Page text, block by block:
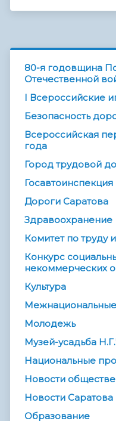
80-я годовщина
Отечественной
I Всероссийские
Безопасность
Всероссийская
года
Город трудовой
Дороги Саратова
Здравоохранение
Комитет по труду
Конкурс
некоммерческих
Культура
Молодежь
Музей-усадьба
Национальные
Новости
Новости Саратова
Образование